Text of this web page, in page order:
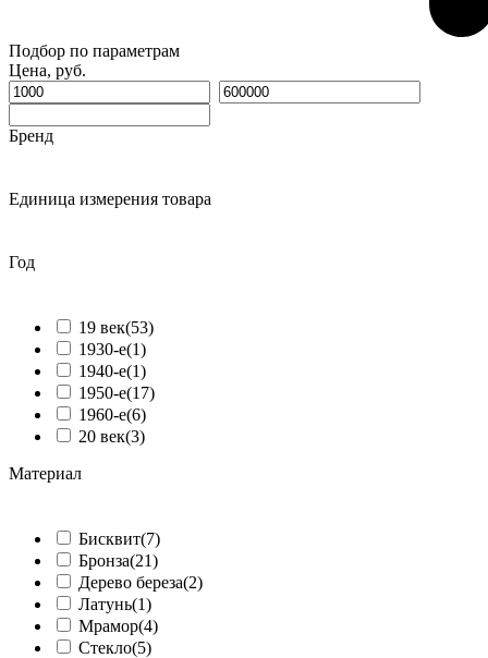
Подбор по параметрам
Цена, руб.
Бренд
Единица измерения товара
Год
19 век(53)
1930-е(1)
1940-е(1)
1950-е(17)
1960-е(6)
20 век(3)
Материал
Бисквит(7)
Бронза(21)
Дерево береза(2)
Латунь(1)
Мрамор(4)
Стекло(5)